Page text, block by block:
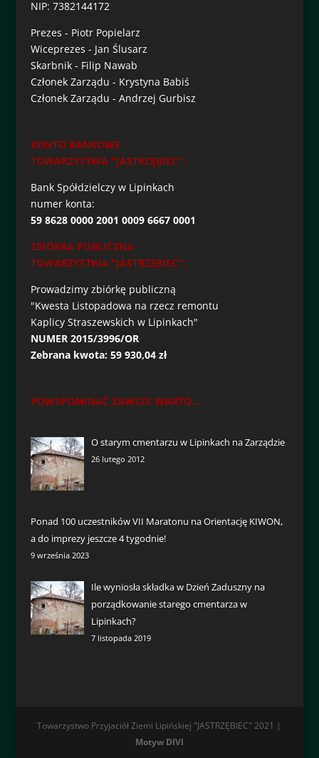
NIP: 7382144172
Prezes - Piotr Popielarz
Wiceprezes - Jan Ślusarz
Skarbnik - Filip Nawab
Członek Zarządu - Krystyna Babiś
Członek Zarządu - Andrzej Gurbisz
KONTO BANKOWE
TOWARZYSTWA "JASTRZĘBIEC":
Bank Spółdzielczy w Lipinkach
numer konta:
59 8628 0000 2001 0009 6667 0001
ZBIÓRKA PUBLICZNA
TOWARZYSTWA "JASTRZĘBIEC":
Prowadzimy zbiórkę publiczną
"Kwesta Listopadowa na rzecz remontu
Kaplicy Straszewskich w Lipinkach"
NUMER 2015/3996/OR
Zebrana kwota: 59 930,04 zł
POWSPOMINAĆ ZAWSZE WARTO...
O starym cmentarzu w Lipinkach na Zarządzie
26 lutego 2012
Ponad 100 uczestników VII Maratonu na Orientację KIWON,
a do imprezy jeszcze 4 tygodnie!
9 września 2023
Ile wyniosła składka w Dzień Zaduszny na
porządkowanie starego cmentarza w
Lipinkach?
7 listopada 2019
Towarzystwo Przyjaciół Ziemi Lipińskiej "JASTRZĘBIEC" 2021 |
Motyw DIVI